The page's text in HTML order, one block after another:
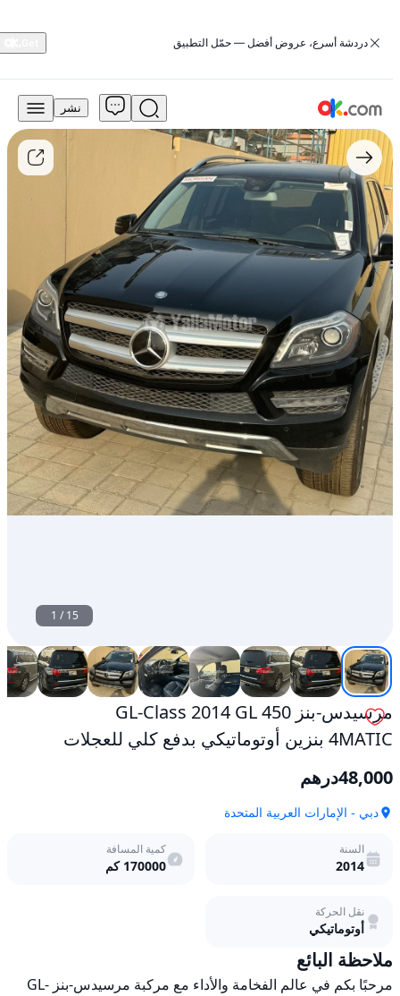
‏دردشة أسرع، عروض أفضل — حمّل التطبيق
48,000
درهم
للبيع
مرسيدس-
بنز
GL-
Class
2014
GL
450
4MATIC
بنزين
أوتوماتيكي
بدفع
كلي
للعجلات
مستعمل
نشر
1 /15
مرسيدس-بنز GL-Class 2014 GL 450
4MATIC بنزين أوتوماتيكي بدفع كلي للعجلات
48,000درهم
دبي - الإمارات العربية المتحدة
السنة
2014
كمية المسافة
170000 كم
نقل الحركة
أوتوماتيكي
ملاحظة البائع
مرحبًا بكم في عالم الفخامة والأداء مع مركبة مرسيدس-بنز GL-